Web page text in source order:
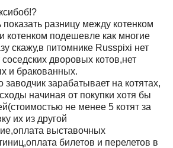
разницу между котенком
котенком подешевле как многие
скажу,в питомнике Russpixi нет
дворовых котов,нет
и бракованных.
заводчик зарабатывает на котятах,
начиная от покупки хотя бы
не менее 5 котят за
их из другой
выставочных
билетов и перелетов в